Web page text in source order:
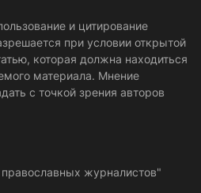
и цитирование
при условии открытой
которая должна находиться
материала. Мнение
с точкой зрения авторов
журналистов"